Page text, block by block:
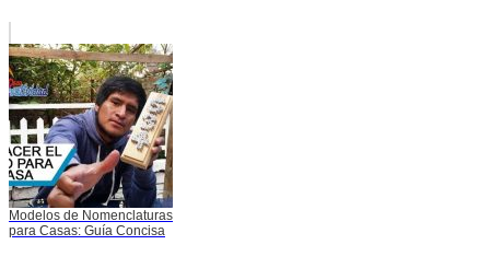
Modelos de Nomenclaturas
para Casas: Guía Concisa